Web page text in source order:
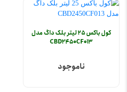
کول باکس 25 لیتر بلک داگ مدل
CBD2450CF013
ناموجود